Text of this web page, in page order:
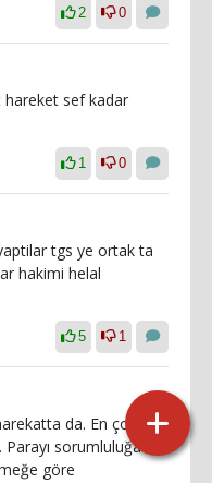
2 0
hareket sef kadar
1 0
tgs ye ortak ta
hakimi helal
5 1
da. En çok
Parayı sorumluluğa
göre